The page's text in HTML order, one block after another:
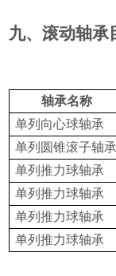
九、滚动轴承
轴承名称
单列向心球轴承
单列圆锥滚子轴承
单列推力球轴承
单列推力球轴承
单列推力球轴承
单列推力球轴承